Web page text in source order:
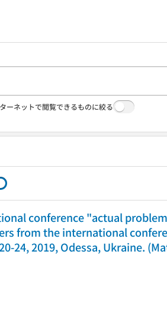
ーネットで閲覧できるものに絞る
conference "actual
from the international
24, 2019, Odessa, Ukraine.